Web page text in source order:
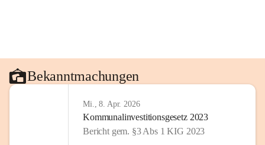
Bekanntmachungen
Mi., 8. Apr. 2026
Kommunalinvestitionsgesetz 2023
Bericht gem. §3 Abs 1 KIG 2023